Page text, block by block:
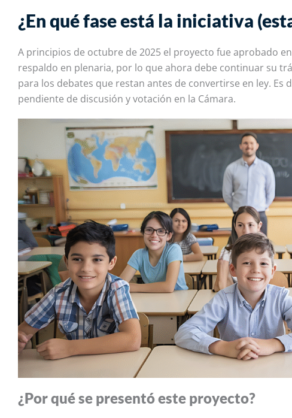
¿En qué fase está la iniciativa
A principios de octubre de 2025 el proyecto fue aprobado
respaldo en plenaria, por lo que ahora debe continuar su
para los debates que restan antes de convertirse en ley. Es
pendiente de discusión y votación en la Cámara.
¿Por qué se presentó este proyecto?